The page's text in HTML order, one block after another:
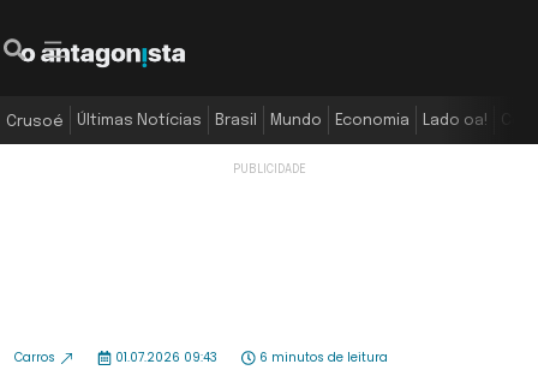
Crusoé Últimas Notícias Brasil Mundo Economia Lado oa!
Carros 01.07.2026 09:43 6 minutos de leitura